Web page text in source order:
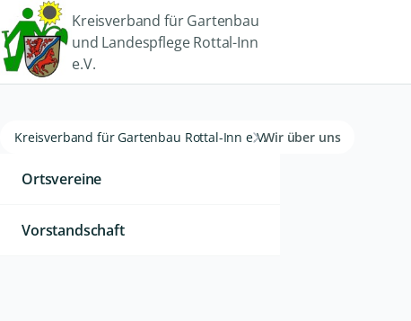
Kreisverband für Gartenbau
und Landespflege Rottal-Inn
e.V.
Kreisverband für Gartenbau Rottal-Inn e.V.Wir über uns
Ortsvereine
Vorstandschaft